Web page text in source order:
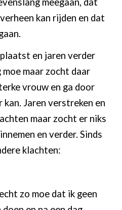
kan rijden en dat
en jaren verder
moe maar zocht daar
vrouw en ga door
Jaren verstreken en
maar zocht er niks
en verder. Sinds
klachten:
zo moe dat ik geen